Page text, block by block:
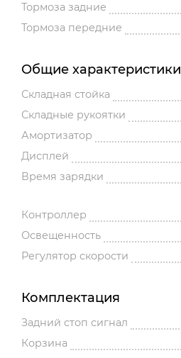
Тормоза задние
Тормоза передние
Общие характеристики
Складная стойка
Складные рукоятки
Амортизатор
Дисплей
Время зарядки
Контроллер
Освещенность
Регулятор скорости
Комплектация
Задний стоп сигнал
Корзина